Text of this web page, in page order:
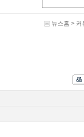
7
9
뉴스홈 > 커